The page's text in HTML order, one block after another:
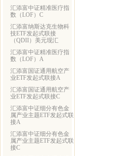
汇添富中证精准医疗指
数（LOF）C
汇添富纳斯达克生物科
技ETF发起式联接
（QDII）美元现汇
汇添富中证精准医疗指
数（LOF）A
汇添富国证通用航空产
业ETF发起式联接A
汇添富国证通用航空产
业ETF发起式联接C
汇添富中证细分有色金
属产业主题ETF发起式联
接A
汇添富中证细分有色金
属产业主题ETF发起式联
接C